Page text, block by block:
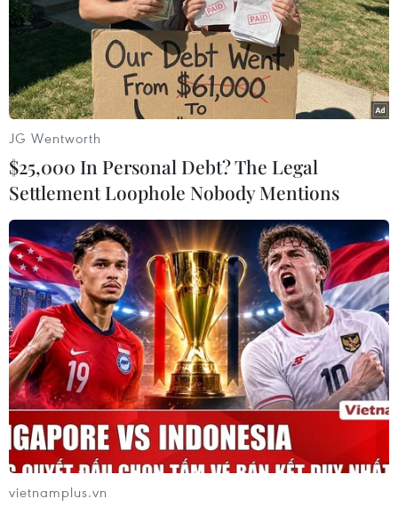
Mai Phương cho biết hiện tại cô đang thực tập và làm việc tại
Đài Truyền hình với vị trí biên tập viên và dẫn chương trình. Ảnh:
(Vietnam+)
JG Wentworth
$25,000 In Personal Debt? The Legal
Settlement Loophole Nobody Mentions
vietnamplus.vn